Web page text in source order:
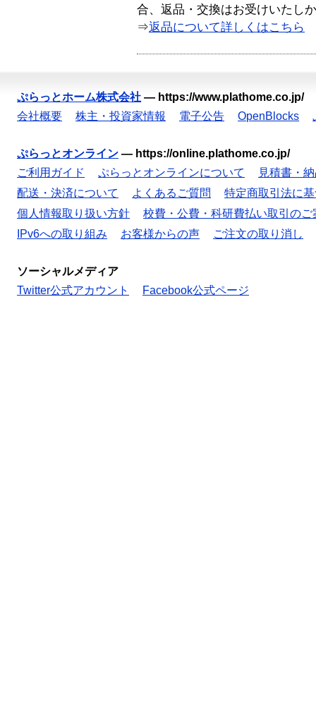
合、返品・交換はお受けいたし
⇒返品について詳しくはこちら
ぷらっとホーム株式会社 — https://www.plathome.co.jp/
会社概要
株主・投資家情報 電子公告 OpenBlocks
ぷらっとオンライン — https://online.plathome.co.jp/
ご利用ガイド
ぷらっとオンラインについて
見積書・
配送・決済について
よくあるご質問
特定商取引法に
個人情報取り扱い方針
校費・公費・科研費払い取引のご
IPv6への取り組み
お客様からの声 ご注文の取り消し
ソーシャルメディア
Twitter公式アカウント
Facebook公式ページ